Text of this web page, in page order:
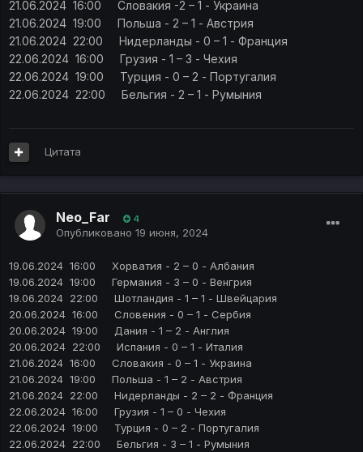
21.06.2024 16:00 Словакия -2 – 1 - Украина
21.06.2024 19:00 Польша - 2 – 1 - Австрия
21.06.2024 22:00 Нидерланды - 0 – 1 - Франция
22.06.2024 16:00 Грузия - 1 – 3 - Чехия
22.06.2024 19:00 Турция - 0 – 2 - Португалия
22.06.2024 22:00 Бельгия - 2 – 1 - Румыния
Цитата
Neo_Far 4
Опубликовано 19 июня, 2024
19.06.2024 16:00
Хорватия - 2 – 0 - Албания
19.06.2024 19:00
Германия - 3 – 0 - Венгрия
19.06.2024 22:00 Шотландия - 1 – 1 - Швейцария
20.06.2024 16:00 Словения - 0 – 1 - Сербия
20.06.2024 19:00 Дания - 1 – 2 - Англия
20.06.2024 22:00 Испания - 0 – 1 - Италия
21.06.2024 16:00 Словакия - 0 – 1 - Украина
21.06.2024 19:00 Польша - 1 – 2 - Австрия
21.06.2024 22:00 Нидерланды - 2 – 2 - Франция
22.06.2024 16:00 Грузия - 1 – 0 - Чехия
22.06.2024 19:00 Турция - 0 – 2 - Португалия
22.06.2024 22:00 Бельгия - 3 – 1 - Румыния